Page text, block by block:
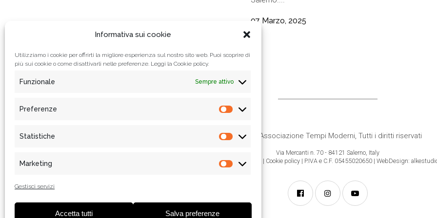
Informativa sui cookie
Utilizziamo i cookie per offrirti la migliore esperienza sul nostro sito web. Puoi scoprire di
più sui cookie o come disattivarli nelle preferenze. Leggi la Cookie policy.
Funzionale Sempre attivo
Preferenze
Preferenze
Statistiche
Statistiche
Marketing
Marketing
Gestisci servizi
Accetta tutti Salva preferenze
07 Marzo, 2025
© 2021 Associazione Tempi Moderni, Tutti i diritti riservati
Via Mercanti n. 70 - 84121 Salerno, Italy
Informativa Privacy
| Cookie policy | P.IVA e C.F. 05455020650 | WebDesign: